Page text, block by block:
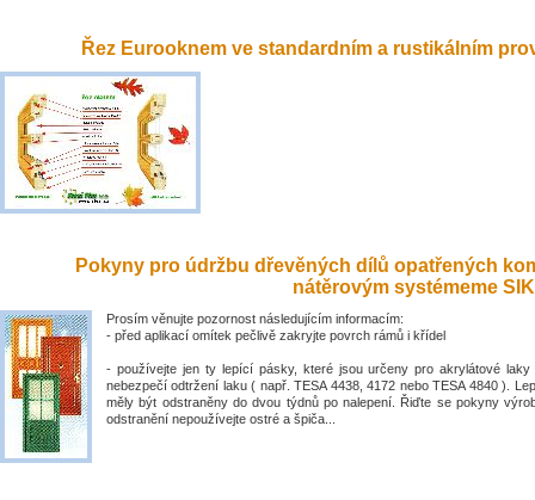
Řez Eurooknem ve standardním a rustikálním
Pokyny pro údržbu dřevěných dílů opatřených
nátěrovým systémeme
Prosím věnujte pozornost následujícím informacím:
- před aplikací omítek pečlivě zakryjte povrch rámů i křídel
- používejte jen ty lepící pásky, které jsou určeny pro akrylátové
nebezpečí odtržení laku ( např. TESA 4438, 4172 nebo TESA 4840 ).
měly být odstraněny do dvou týdnů po nalepení. Řiďte se pokyny
odstranění nepoužívejte ostré a špiča...